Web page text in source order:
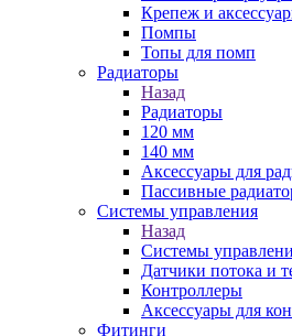
Крепеж и
Помпы
Топы для помп
Радиаторы
Назад
Радиаторы
120 мм
140 мм
Аксессуары для
Пассивные
Системы управления
Назад
Системы
Датчики потока и
Контроллеры
Аксессуары для
Фитинги